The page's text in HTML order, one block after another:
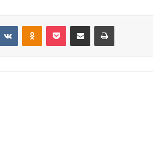
VKontakteOdnoklassniki
Pocket Share via Email Print